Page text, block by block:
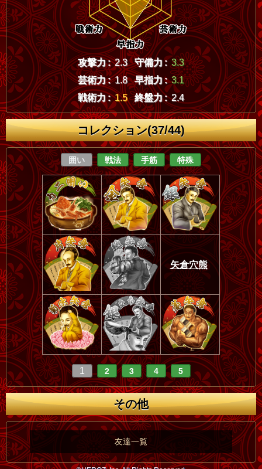
攻撃力 : 2.3 守備力 : 3.3
芸術力 : 1.8 早指力 : 3.1
戦術力 : 1.5 終盤力 : 2.4
コレクション(37/44)
囲い 戦法 手筋 特殊
矢倉穴熊
1 2 3 4 5
その他
友達一覧